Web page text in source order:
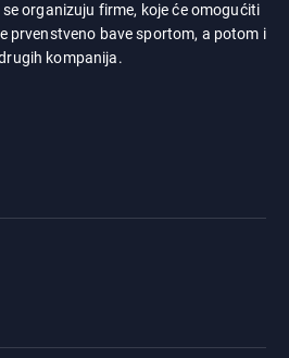
organizuju firme, koje će omogućiti
prvenstveno bave sportom, a potom i
kompanija.